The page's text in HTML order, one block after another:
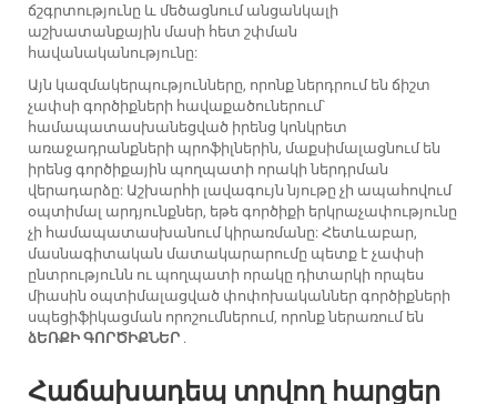
ճշգրտությունը և մեծացնում անցանկալի
աշխատանքային մասի հետ շփման
հավանականությունը:
Այն կազմակերպությունները, որոնք ներդրում են ճիշտ
չափսի գործիքների հավաքածուներում՝
համապատասխանեցված իրենց կոնկրետ
առաջադրանքների պրոֆիլներին, մաքսիմալացնում են
իրենց գործիքային պողպատի որակի ներդրման
վերադարձը: Աշխարհի լավագույն նյութը չի ապահովում
օպտիմալ արդյունքներ, եթե գործիքի երկրաչափությունը
չի համապատասխանում կիրառմանը: Հետևաբար,
մասնագիտական մատակարարումը պետք է չափսի
ընտրությունն ու պողպատի որակը դիտարկի որպես
միասին օպտիմալացված փոփոխականներ գործիքների
սպեցիֆիկացման որոշումներում, որոնք ներառում են
ձԵՌՔԻ ԳՈՐԾԻՔՆԵՐ .
Հաճախադեպ տրվող հարցեր